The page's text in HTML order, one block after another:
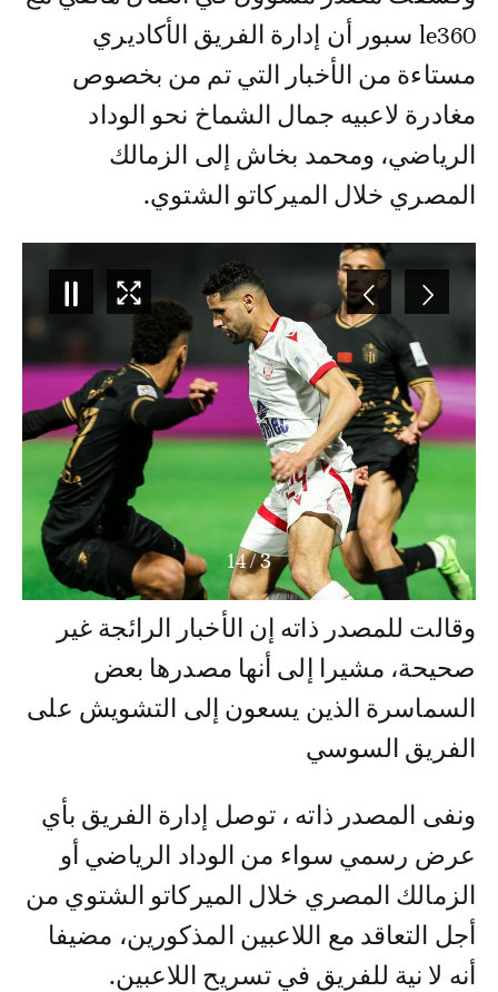
le360 سبور أن إدارة الفريق الأكاديري
مستاءة من الأخبار التي تم من بخصوص
مغادرة لاعبيه جمال الشماخ نحو الوداد
الرياضي، ومحمد بخاش إلى الزمالك
المصري خلال الميركاتو الشتوي.
3
/
14
وقالت للمصدر ذاته إن الأخبار الرائجة غير
صحيحة، مشيرا إلى أنها مصدرها بعض
السماسرة الذين يسعون إلى التشويش على
الفريق السوسي
ونفى المصدر ذاته ، توصل إدارة الفريق بأي
عرض رسمي سواء من الوداد الرياضي أو
الزمالك المصري خلال الميركاتو الشتوي من
أجل التعاقد مع اللاعبين المذكورين، مضيفا
أنه لا نية للفريق في تسريح اللاعبين.